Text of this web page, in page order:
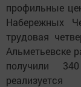
профильные
Набережных
трудовая
Альметьевске
получили